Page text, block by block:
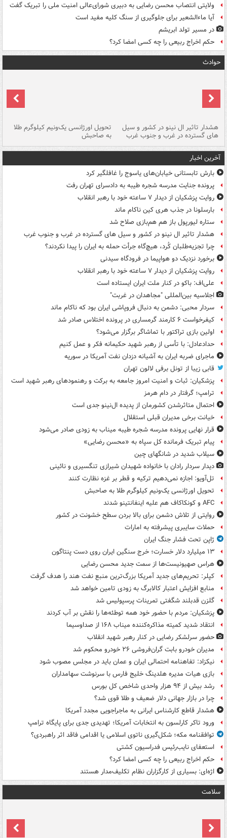
ولایتی انتصاب محسن رضایی به دبیری شورای‌عالی امنیت ملی را تبریک گفت
آیا ماءالشعیر برای جلوگیری از سنگ کلیه مفید است
در مسیر تولد ابریشم
حکم اخراج ربیعی را چه کسی امضا کرد؟
حوادث
هشدار تاثیر ال نینو در کشور و سیل
های گسترده در غرب و جنوب غرب
تحویل اورژانسی یک‌ونیم کیلوگرم طلا
به صاحبش
آخرین اخبار
بارش تابستانی خیابان‌های یاسوج را غافلگیر کرد
پرونده جنایت مدرسه شجره طیبه به دادسرای تهران رفت
روایت پزشکیان از دیدار ۷ ساعته خود با رهبر انقلاب
بارسلونا در جذب هری کین ناکام ماند
ستاره لیورپول باز هم هم‌بازی صلاح شد
هشدار تاثیر ال نینو در کشور و سیل های گسترده در غرب و جنوب غرب
چرا تجزیه‌طلبان کُرد، هیچ‌گاه جرأت حمله به ایران را پیدا نکردند؟
برخورد نزدیک دو هواپیما در فرودگاه سیدنی
روایت پزشکیان از دیدار ۷ ساعته خود با رهبر انقلاب
علی‌اف: باکو در کنار ملت ایران ایستاده است
اجلاسیه بین‌المللی "مجاهدان در غربت"
سردار محبی: دشمن به دنبال فروپاشی ایران بود که ناکام ماند
کیفرخواست ۶ کارمند گرمساری در پرونده اختلاس صادر شد
اولین بازی تراکتور با تماشاگر برگزار می‌شود؟
حدادعادل: با تأسی از رهبر شهید حکیمانه فکر و عمل کنیم
ماجرای ضربه ایران به آشیانه دزدان نفت آمریکا در سوریه
قابی زیبا از تونل برفی لالون تهران
پزشکیان: ثبات و امنیت امروز جامعه به برکت و رهنمودهای رهبر شهید است
ترامپ؛ گرفتار در دام هرمز
احتمال متاثرشدن کشورمان از پدیده ال‌نینو جدی است
خیانت برخی مدیران قبلی استقلال
قرار نهایی پرونده مدرسه شجره طیبه میناب به زودی صادر می‌شود
پیام تبریک فرمانده کل سپاه به «محسن رضایی»
سیلاب شدید در شانگهای چین
دیدار سردار رادان با خانواده‌ شهیدان شیرازی تنگسیری و نائینی
تل‌آویو: اجازه نمی‌دهیم ترکیه و قطر بر غزه نظارت کنند
تحویل اورژانسی یک‌ونیم کیلوگرم طلا به صاحبش
AFC و کونکاکاف هم علیه اینفانتینو شدند
روایتی از تلاش دشمن برای بالا بردن سطح خشونت در کشور
حملات سایبری پیشرفته به امارات
ژاپن تحت فشار جنگ ایران
۱۳ میلیارد دلار خسارت؛ خرج سنگین ایران روی دست پنتاگون
هراس صهیونیست‌ها از سمت جدید محسن رضایی
کپلر: تحریم‌های جدید آمریکا بزرگ‌ترین منبع نفت هند را هدف گرفت
منابع افزایش اعتبار کالابرگ به زودی تامین خواهد شد
گلزن قدبلند شگفتی تمرینات پرسپولیس شد
پزشکیان: مردم با حضور خود همه توطئه‌ها را نقش بر آب کردند
انتقاد شدید کمیته مذاکره‌کننده میناب ۱۶۸ از صداوسیما
حضور سرلشکر رضایی در کنار رهبر شهید انقلاب
مدیران خودرو بابت گران‌فروشی ۲۶ خودرو محکوم شد
نیکزاد: تفاهنامه احتمالی ایران و عمان باید در مجلس مصوب شود
بازی هیات مدیره هلدینگ خلیج فارس با سرنوشت سهامداران
رشد بیش از ۹۴ هزار واحدی شاخص کل بورس
چرا در بازار جهانی دلار ضعیف و طلا قوی شد؟
هشدار قاطع کارشناس ایرانی به ماجراجویی مجدد آمریکا
ورود تاکر کارلسون به انتخابات آمریکا؛ تهدیدی جدی برای پایگاه ترامپ
توافقنامه مکه؛ شکل‌گیری ناتوی اسلامی یا اقدامی فاقد اثر راهبردی؟
استعفای نایب‌رئیس فدراسیون کشتی
حکم اخراج ربیعی را چه کسی امضا کرد؟
اژه‌ای: بسیاری از کارگزاران نظام تکلیف‌مدار هستند
سلامت